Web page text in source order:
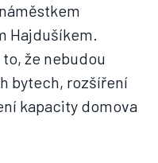
Hajdušíkem.
že nebudou
bytech, rozšíření
kapacity domova